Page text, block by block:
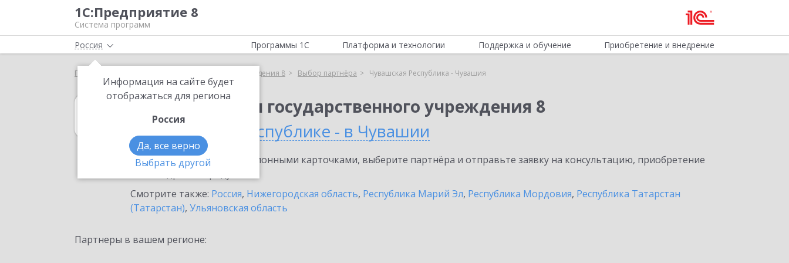
1С:Предприятие 8
Система программ
Россия
Информация на сайте будет
отображаться для региона
Россия
Да, все верно
Выбрать другой
Программы 1С Платформа и технологии Поддержка и обучение Приобретение и внедрение
Главная 1С:Бухгалтерия государственного учреждения 8 Выбор партнёра Чувашская Республика - Чувашия
1С:Бухгалтерия государственного учреждения 8
в Чувашской Республике - в Чувашии
Ознакомьтесь с информационными карточками, выберите партнёра и отправьте заявку на консультацию, приобретение
Смотрите также: Россия, Нижегородская область, Республика Марий Эл, Республика Мордовия, Республика Татарстан
(Татарстан), Ульяновская область
Партнеры в вашем регионе: